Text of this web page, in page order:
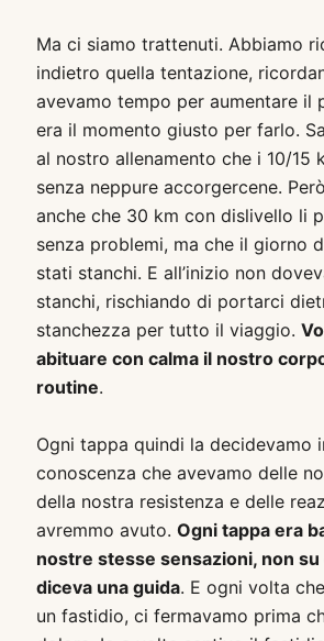
Ma ci siamo trattenuti. Abbiamo
indietro quella tentazione,
avevamo tempo per aumentare il
era il momento giusto per farlo.
al nostro allenamento che i 10/15
senza neppure accorgercene.
anche che 30 km con dislivello li
senza problemi, ma che il giorno
stati stanchi. E all’inizio non
stanchi, rischiando di portarci
stanchezza per tutto il viaggio.
abituare con calma il nostro
routine.
Ogni tappa quindi la decidevamo
conoscenza che avevamo delle
della nostra resistenza e delle
avremmo avuto. Ogni tappa era
nostre stesse sensazioni, non su
diceva una guida. E ogni volta
un fastidio, ci fermavamo prima